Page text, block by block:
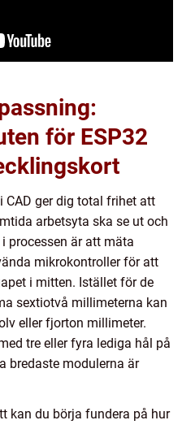
för ESP32
i CAD ger dig total frihet att
arbetsyta ska se ut och
processen är att mäta
mikrokontroller för att
i mitten. Istället för de
sextiotvå millimeterna kan
eller fjorton millimeter.
tre eller fyra lediga hål på
bredaste modulerna är
kan du börja fundera på hur